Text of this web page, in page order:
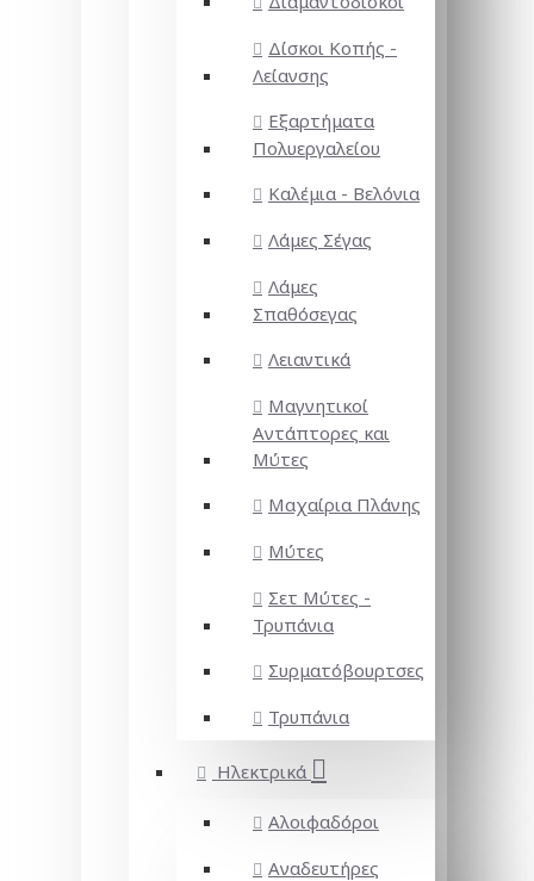
Δίσκοι Κοπής -
Λείανσης
Εξαρτήματα
Πολυεργαλείου
Καλέμια - Βελόνια
Λάμες Σέγας
Λάμες
Σπαθόσεγας
Λειαντικά
Μαγνητικοί
Αντάπτορες και
Μύτες
Μαχαίρια Πλάνης
Μύτες
Σετ Μύτες -
Τρυπάνια
Συρματόβουρτσες
Τρυπάνια
Ηλεκτρικά
Αλοιφαδόροι
Αναδευτήρες